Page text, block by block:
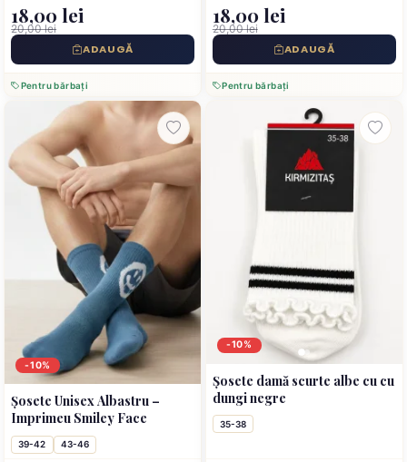
18,00 lei
20,00 lei
ADAUGĂ
Pentru bărbați
18,00 lei
20,00 lei
ADAUGĂ
Pentru bărbați
-10%
Șosete Unisex Albastru –
Imprimeu Smiley Face
39-42 43-46
-10%
Șosete damă scurte albe cu cu
dungi negre
35-38